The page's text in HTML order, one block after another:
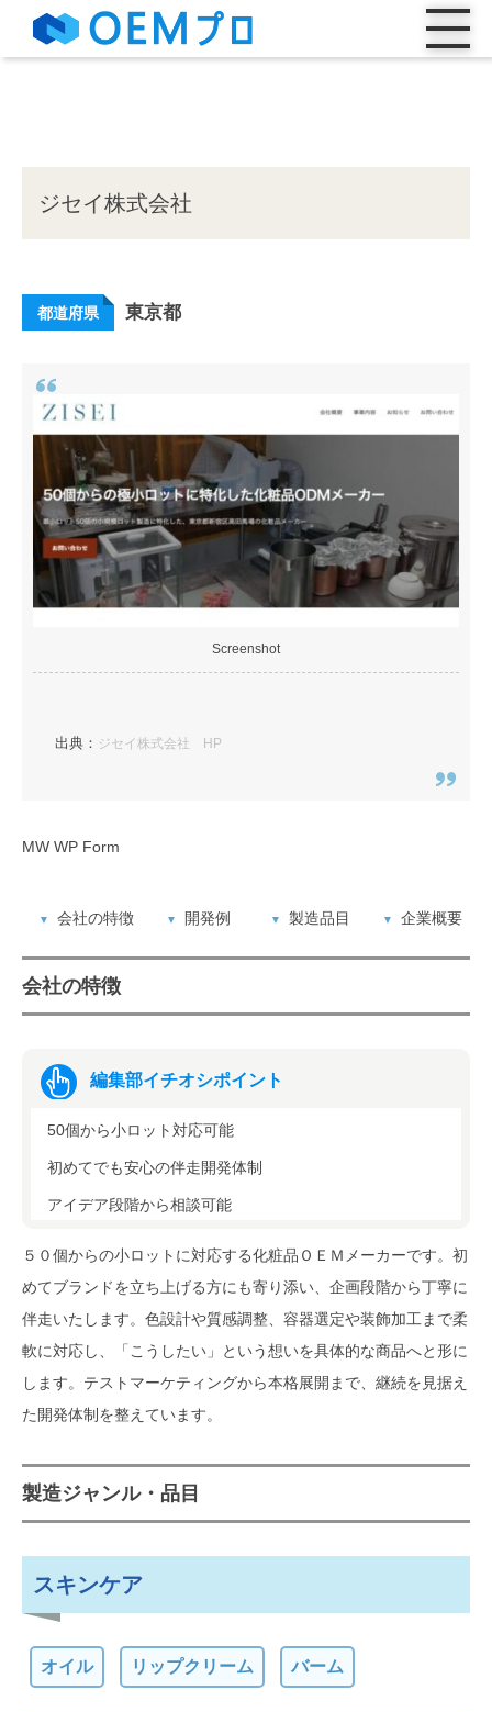
ジセイ株式会社
都道府県 東京都
Screenshot
出典： ジセイ株式会社 HP
MW WP Form
会社の特徴 開発例 製造品目 企業概要
会社の特徴
編集部イチオシポイント
50個から小ロット対応可能
初めてでも安心の伴走開発体制
アイデア段階から相談可能
５０個からの小ロットに対応する化粧品ＯＥＭメーカーです。初
めてブランドを立ち上げる方にも寄り添い、企画段階から丁寧に
伴走いたします。色設計や質感調整、容器選定や装飾加工まで柔
軟に対応し、「こうしたい」という想いを具体的な商品へと形に
します。テストマーケティングから本格展開まで、継続を見据え
た開発体制を整えています。
製造ジャンル・品目
スキンケア
オイル リップクリーム バーム